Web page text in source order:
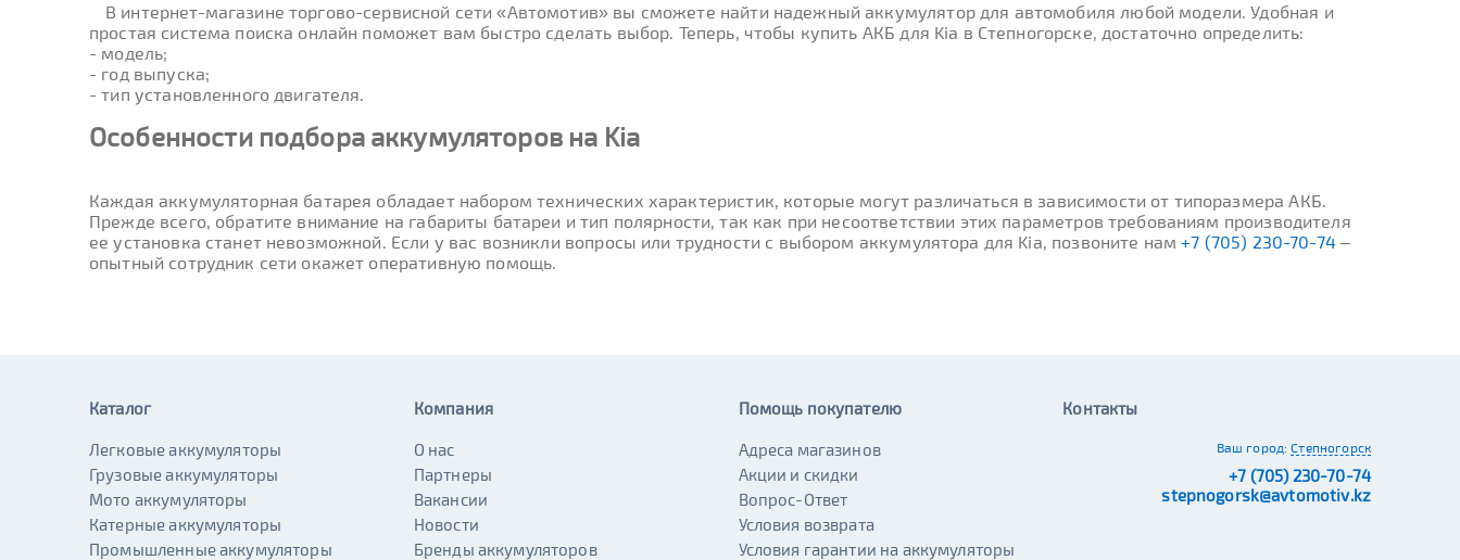
В интернет-магазине торгово-сервисной сети «Автомотив» вы сможете найти надежный аккумулятор для автомобиля любой модели. Удобная и
простая система поиска онлайн поможет вам быстро сделать выбор. Теперь, чтобы купить АКБ для Kia в Степногорске, достаточно определить:
- модель;
- год выпуска;
- тип установленного двигателя.
Особенности подбора аккумуляторов на Kia
Каждая аккумуляторная батарея обладает набором технических характеристик, которые могут различаться в зависимости от типоразмера АКБ.
Прежде всего, обратите внимание на габариты батареи и тип полярности, так как при несоответствии этих параметров требованиям производителя
ее установка станет невозможной. Если у вас возникли вопросы или трудности с выбором аккумулятора для Kia, позвоните нам+7 (705) 230-70-74–
опытный сотрудник сети окажет оперативную помощь.
Каталог
Легковые аккумуляторы
Грузовые аккумуляторы
Мото аккумуляторы
Катерные аккумуляторы
Промышленные аккумуляторы
Компания
О нас
Партнеры
Вакансии
Новости
Бренды аккумуляторов
Помощь покупателю
Адреса магазинов
Акции и скидки
Вопрос-Ответ
Условия возврата
Условия гарантии на аккумуляторы
Контакты
Ваш город: Степногорск
+7 (705) 230-70-74
stepnogorsk@avtomotiv.kz